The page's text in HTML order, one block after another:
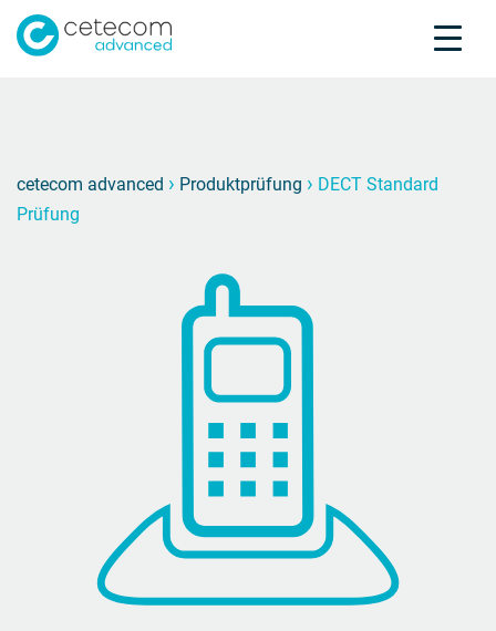
Über uns
Knowledge Center
cetecom advanced › Produktprüfung › DECT Standard
Prüfung